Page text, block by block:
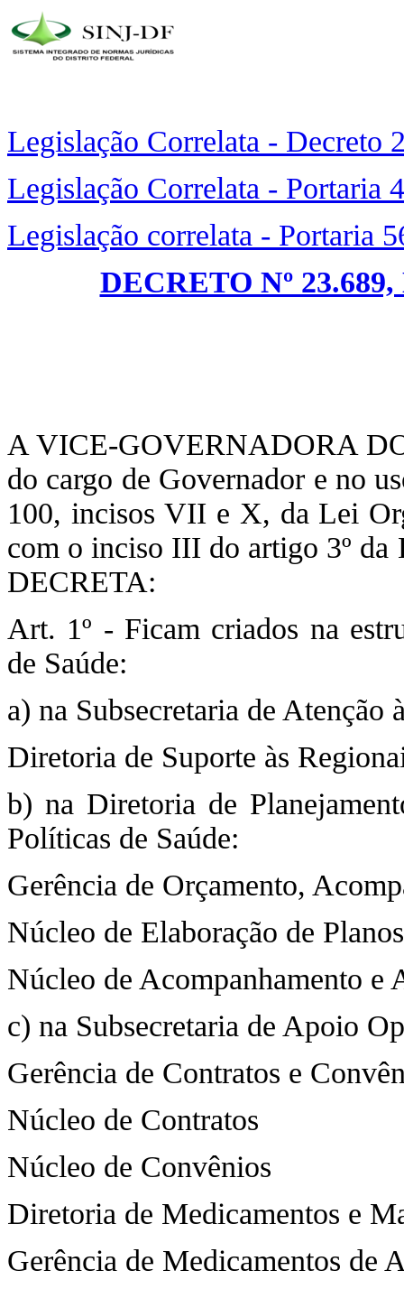
Legislação Correlata - Decreto
Legislação Correlata - Portaria
Legislação correlata - Portaria
DECRETO Nº
A VICE-GOVERNADORA
do cargo de Governador e no
100, incisos VII e X, da Lei
com o inciso III do artigo 3º da
DECRETA:
Art. 1º - Ficam criados na
de Saúde:
a) na Subsecretaria de Atenção
Diretoria de Suporte às
b) na Diretoria de
Políticas de Saúde:
Gerência de Orçamento,
Núcleo de Elaboração de
Núcleo de Acompanhamento e
c) na Subsecretaria de Apoio
Gerência de Contratos e
Núcleo de Contratos
Núcleo de Convênios
Diretoria de Medicamentos e
Gerência de Medicamentos de